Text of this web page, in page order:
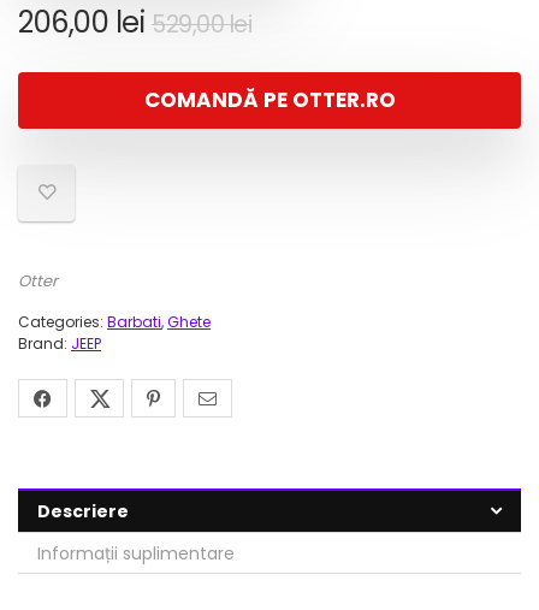
529,00leiPrețul
a
fost:
206,00 lei
Prețul
este:
206,00 lei.
COMANDĂ PE OTTER.RO
Otter
Categories: Barbati,Ghete
Brand: JEEP
Descriere
Informații suplimentare